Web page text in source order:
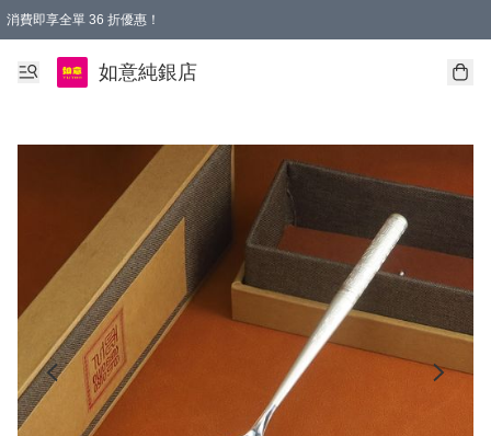
消費即享全單 36 折優惠！
購物满$50，全國包郵。Free shopping on orders over $50.
如意純銀店